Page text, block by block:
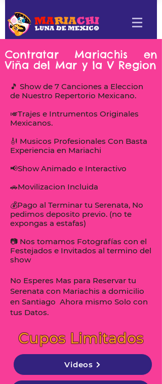
Contratar Mariachis en
Viña del Mar y la V Region
🎵 Show de 7 Canciones a Eleccion
de Nuestro Repertorio Mexicano.
🎺Trajes e Intrumentos Originales
Mexicanos.
🎻 Musicos Profesionales Con Basta
Experiencia en Mariachi
📢Show Animado e Interactivo
🚗Movilizacion Incluida
💰Pago al Terminar tu Serenata, No
pedimos deposito previo. (no te
expongas a estafas)
📷 Nos tomamos Fotografías con el
Festejados e Invitados al termino del
show
No Esperes Mas para Reservar tu
Serenata con Mariachis a domicilio
en Santiago Ahora mismo Solo con
tus Datos.
Cupos Limitados
Videos